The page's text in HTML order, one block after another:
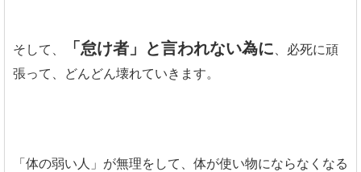
そして、 「怠け者」と言われない為に、必死に頑
張って、どんどん壊れていきます。
「体の弱い人」が無理をして、体が使い物にならなくなる